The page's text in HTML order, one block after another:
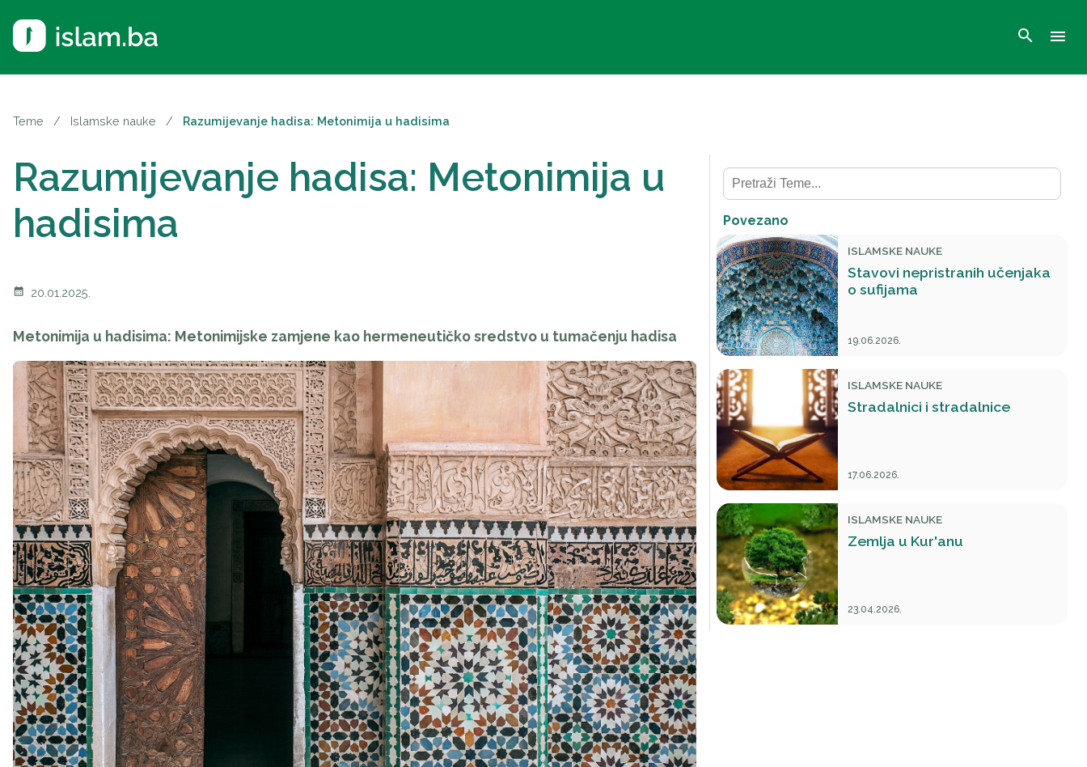
search menu
Teme / Islamske nauke / Razumijevanje hadisa: Metonimija u hadisima
Razumijevanje hadisa: Metonimija u
hadisima
calendar_month 20.01.2025.
Metonimija u hadisima: Metonimijske zamjene kao hermeneutičko sredstvo u tumačenju hadisa
Povezano
ISLAMSKE NAUKE
Stavovi nepristranih učenjaka
o sufijama
19.06.2026.
ISLAMSKE NAUKE
Stradalnici i stradalnice
17.06.2026.
ISLAMSKE NAUKE
Zemlja u Kur'anu
23.04.2026.